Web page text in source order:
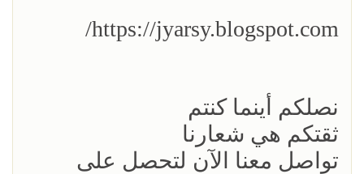
https://jyarsy.blogspot.com/
نصلكم أينما كنتم
ثقتكم هي شعارنا
تواصل معنا الآن لتحصل على